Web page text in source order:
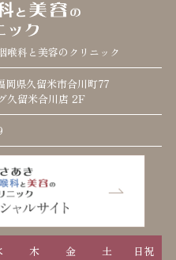
喉科と美容のクリニック
岡県久留米市合川町77
久留米合川店 2F
木 金 土 日祝